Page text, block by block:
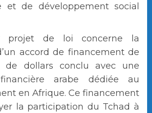
et de développement social
projet de loi concerne la
accord de financement de
de dollars conclu avec une
arabe dédiée au
en Afrique. Ce financement
la participation du Tchad à